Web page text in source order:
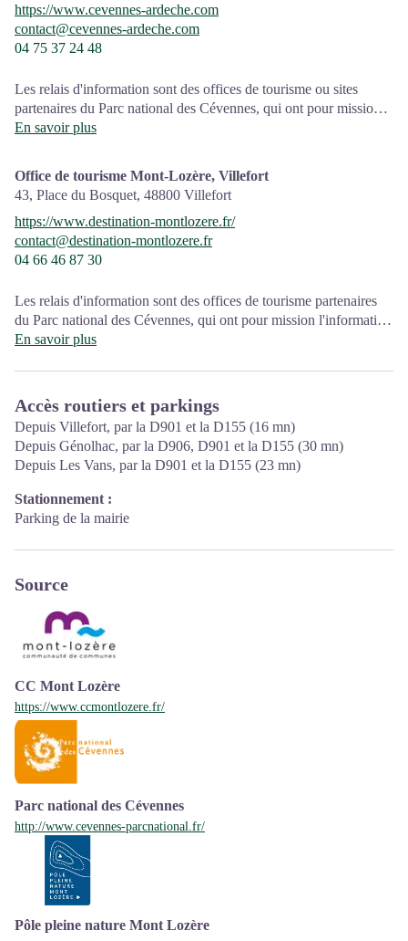
Sur place : expositions temporaires, programme d'animations "Un
été avec le Parc"et boutique
Ouvert d'avril à octobre
https://www.cevennes-ardeche.com
contact@cevennes-ardeche.com
04 75 37 24 48
Les relais d'information sont des offices de tourisme ou sites
partenaires du Parc national des Cévennes, qui ont pour mission
l'information et la sensibilisation sur l'offre de découverte et
Ouvert toute l'année (se renseigner pour les jours et horaires
d'ouverture en période hivernale)
En savoir plus
Office de tourisme Mont-Lozère, Villefort
43, Place du Bosquet, 48800 Villefort
https://www.destination-montlozere.fr/
contact@destination-montlozere.fr
04 66 46 87 30
Les relais d'information sont des offices de tourisme partenaires
du Parc national des Cévennes, qui ont pour mission l'information
et la sensibilisation sur l'offre de découverte et d'animation ainsi
En savoir plus
Accès routiers et parkings
Depuis Villefort, par la D901 et la D155 (16 mn)
Depuis Génolhac, par la D906, D901 et la D155 (30 mn)
Depuis Les Vans, par la D901 et la D155 (23 mn)
Stationnement :
Parking de la mairie
Source
CC Mont Lozère
https://www.ccmontlozere.fr/
Parc national des Cévennes
http://www.cevennes-parcnational.fr/
Pôle pleine nature Mont Lozère